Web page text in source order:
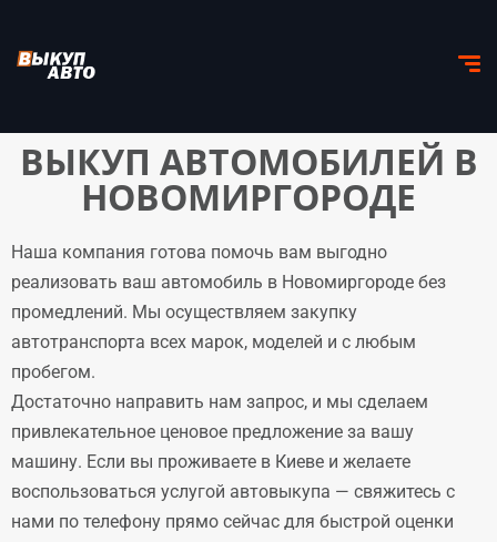
ВЫКУП АВТОМОБИЛЕЙ В
НОВОМИРГОРОДЕ
Наша компания готова помочь вам выгодно
реализовать ваш автомобиль в Новомиргороде без
промедлений. Мы осуществляем закупку
автотранспорта всех марок, моделей и с любым
пробегом.
Достаточно направить нам запрос, и мы сделаем
привлекательное ценовое предложение за вашу
машину. Если вы проживаете в Киеве и желаете
воспользоваться услугой автовыкупа — свяжитесь с
нами по телефону прямо сейчас для быстрой оценки